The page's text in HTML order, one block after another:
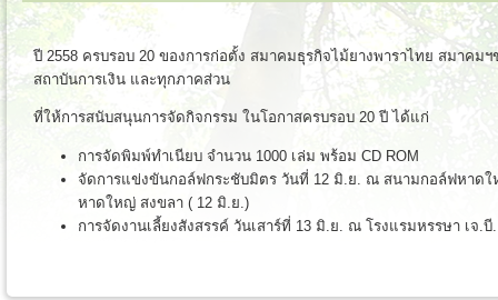
ปี 2558 ครบรอบ 20 ของการก่อตั้ง สมาคมธุรกิจไม้ยางพาราไทย สมาค
สถาบันการเงิน และทุกภาคส่วน
ที่ให้การสนับสนุนการจัดกิจกรรม ในโอกาสครบรอบ 20 ปี ได้แก่
การจัดพิมพ์ทำเนียบ จำนวน 1000 เล่ม พร้อม CD ROM
จัดการแข่งขันกอล์ฟกระชับมิตร วันที่ 12 มิ.ย. ณ สนามกอล์ฟหาด
หาดใหญ่ สงขลา ( 12 มิ.ย.)
การจัดงานเลี้ยงสังสรรค์ วันเสาร์ที่ 13 มิ.ย. ณ โรงแรมหรรษา เจ